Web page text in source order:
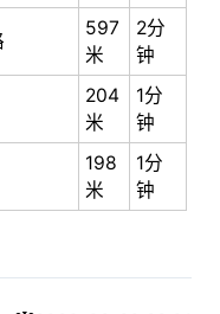
597
米
2分
钟
204
米
1分
钟
198
米
1分
钟